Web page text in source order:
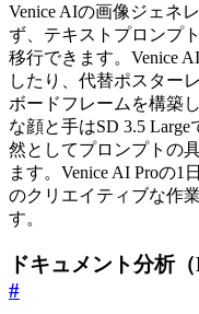
Venice AIの画像ジェネ
ず、テキストプロンプ
移行できます。Venice
したり、代替ポスター
ボードフレームを構築
な顔と手はSD 3.5
然としてプロンプトの
ます。Venice AI Proの1
のクリエイティブな作
す。
ドキュメント分析
#